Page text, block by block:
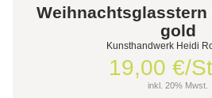
Weihnachtsglasstern
gold
Kunsthandwerk Heidi
19,00 €/
inkl. 20% Mwst.